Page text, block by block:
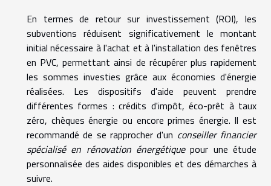
En termes de retour sur investissement (ROI), les
subventions réduisent significativement le montant
initial nécessaire à l'achat et à l'installation des fenêtres
en PVC, permettant ainsi de récupérer plus rapidement
les sommes investies grâce aux économies d'énergie
réalisées. Les dispositifs d'aide peuvent prendre
différentes formes : crédits d'impôt, éco-prêt à taux
zéro, chèques énergie ou encore primes énergie. Il est
recommandé de se rapprocher d'un conseiller financier
spécialisé en rénovation énergétiquepour une étude
personnalisée des aides disponibles et des démarches à
suivre.